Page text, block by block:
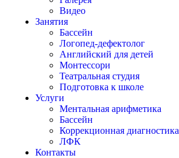
Видео
Занятия
Бассейн
Логопед-дефектолог
Английский для детей
Монтессори
Театральная студия
Подготовка к школе
Услуги
Ментальная арифметика
Бассейн
Коррекционная диагностика
ЛФК
Контакты